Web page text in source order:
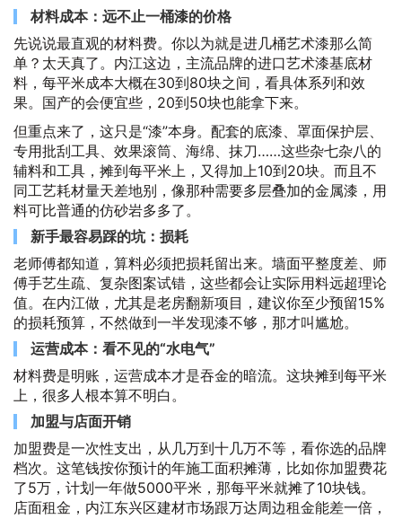
材料成本：远不止一桶漆的价格
先说说最直观的材料费。你以为就是进几桶艺术漆那么简
单？太天真了。内江这边，主流品牌的进口艺术漆基底材
料，每平米成本大概在30到80块之间，看具体系列和效
果。国产的会便宜些，20到50块也能拿下来。
但重点来了，这只是“漆”本身。配套的底漆、罩面保护层、
专用批刮工具、效果滚筒、海绵、抹刀……这些杂七杂八的
辅料和工具，摊到每平米上，又得加上10到20块。而且不
同工艺耗材量天差地别，像那种需要多层叠加的金属漆，用
料可比普通的仿砂岩多多了。
新手最容易踩的坑：损耗
老师傅都知道，算料必须把损耗留出来。墙面平整度差、师
傅手艺生疏、复杂图案试错，这些都会让实际用料远超理论
值。在内江做，尤其是老房翻新项目，建议你至少预留15%
的损耗预算，不然做到一半发现漆不够，那才叫尴尬。
运营成本：看不见的“水电气”
材料费是明账，运营成本才是吞金的暗流。这块摊到每平米
上，很多人根本算不明白。
加盟与店面开销
加盟费是一次性支出，从几万到十几万不等，看你选的品牌
档次。这笔钱按你预计的年施工面积摊薄，比如你加盟费花
了5万，计划一年做5000平米，那每平米就摊了10块钱。
店面租金，内江东兴区建材市场跟万达周边租金能差一倍，